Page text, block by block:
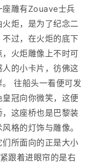
座雕有Zouave士兵
炬，是为了纪念二
过，在火炬的底下
火炬雕像上不时可
的小卡片，彷佛这
往船头一看便可发
冠向你微笑，这便
这座桥也是巴黎装
格的灯饰与雕像。
所面向的正是大小
跟着进眼帘的是右